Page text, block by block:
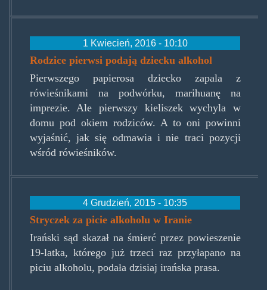
1 Kwiecień, 2016 - 10:10
Rodzice pierwsi podają dziecku alkohol
Pierwszego papierosa dziecko zapala z
rówieśnikami na podwórku, marihuanę na
imprezie. Ale pierwszy kieliszek wychyla w
domu pod okiem rodziców. A to oni powinni
wyjaśnić, jak się odmawia i nie traci pozycji
wśród rówieśników.
4 Grudzień, 2015 - 10:35
Stryczek za picie alkoholu w Iranie
Irański sąd skazał na śmierć przez powieszenie
19-latka, którego już trzeci raz przyłapano na
piciu alkoholu, podała dzisiaj irańska prasa.